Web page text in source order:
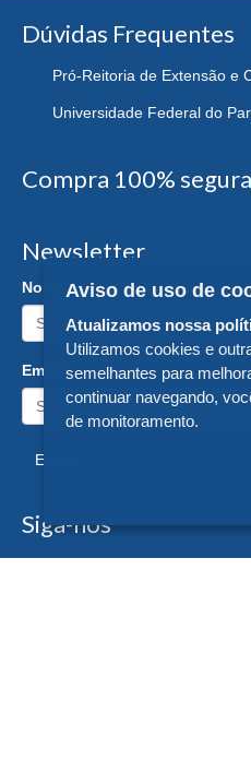
Dúvidas Frequentes
Pró-Reitoria de Extensão e
Universidade Federal do
Compra 100% segura
Newsletter
Nome:
Email:
Enviar
Siga-nos
Aviso de uso de
Atualizamos nossa
Utilizamos cookies e
semelhantes para
continuar navegando,
de monitoramento.